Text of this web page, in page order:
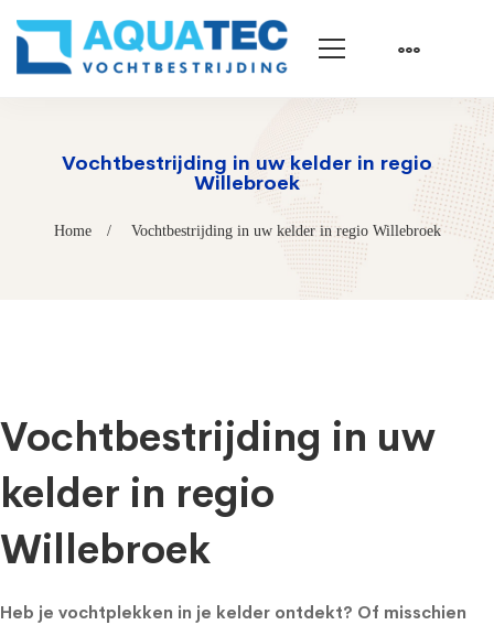
Vochtbestrijding in uw kelder in regio
Willebroek
Home Vochtbestrijding in uw kelder in regio Willebroek
Vochtbestrijding in uw
kelder in regio
Willebroek
Heb je vochtplekken in je kelder ontdekt? Of misschien